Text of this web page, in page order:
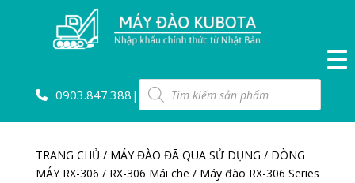
0903.847.388 |
Tìm
kiếm
sản
phẩm
TRANG CHỦ / MÁY ĐÀO ĐÃ QUA SỬ DỤNG / DÒNG
MÁY RX-306 / RX-306 Mái che / Máy đào RX-306 Series